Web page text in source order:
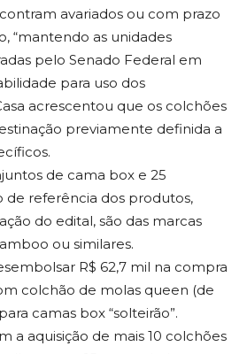
avariados ou com prazo
“mantendo as unidades
pelo Senado Federal em
para uso dos
acrescentou que os colchões
previamente definida a
de cama box e 25
de referência dos produtos,
do edital, são das marcas
ou similares.
R$ 62,7 mil na compra
colchão de molas queen (de
camas box “solteirão”.
a aquisição de mais 10 colchões